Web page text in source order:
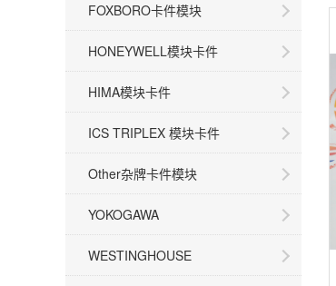
FOXBORO卡件模块
HONEYWELL模块卡件
HIMA模块卡件
ICS TRIPLEX 模块卡件
Other杂牌卡件模块
YOKOGAWA
WESTINGHOUSE